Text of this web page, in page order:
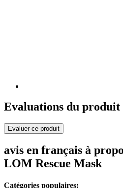
Evaluations du produit
Evaluer ce produit
avis en français à
LOM Rescue Mask
Catégories populaires: